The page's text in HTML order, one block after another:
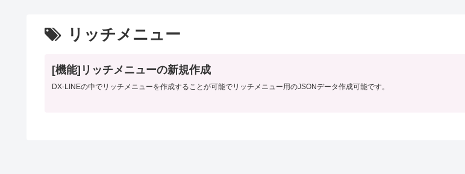
リッチメニュー
[機能]リッチメニューの新規作成
DX-LINEの中でリッチメニューを作成することが可能でリッチメニュー用のJSONデータ作成可能です。